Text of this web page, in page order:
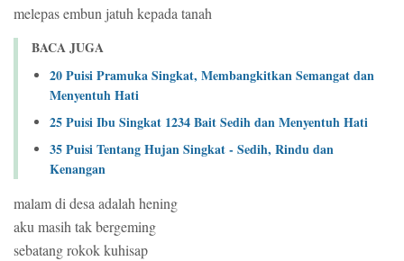
melepas embun jatuh kepada tanah
BACA JUGA
20 Puisi Pramuka Singkat, Membangkitkan Semangat dan
Menyentuh Hati
25 Puisi Ibu Singkat 1234 Bait Sedih dan Menyentuh Hati
35 Puisi Tentang Hujan Singkat - Sedih, Rindu dan
Kenangan
malam di desa adalah hening
aku masih tak bergeming
sebatang rokok kuhisap